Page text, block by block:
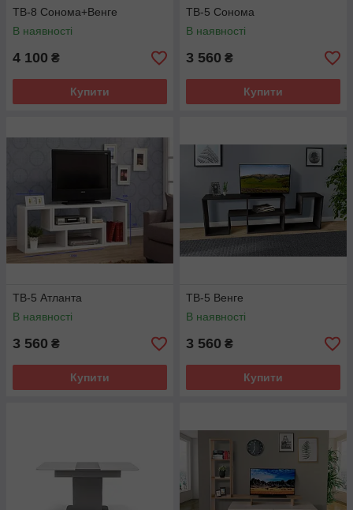
ТВ-8 Сонома+Венге
В наявності
4 100 ₴
Купити
ТВ-5 Сонома
В наявності
3 560 ₴
Купити
ТВ-5 Атланта
В наявності
3 560 ₴
Купити
ТВ-5 Венге
В наявності
3 560 ₴
Купити